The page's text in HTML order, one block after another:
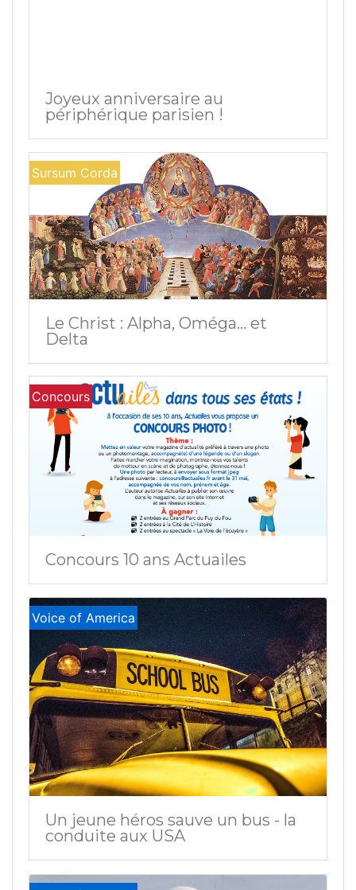
Joyeux anniversaire au
périphérique parisien !
Sursum Corda
Le Christ : Alpha, Oméga... et
Delta
Concours
Concours 10 ans Actuailes
Voice of America
Un jeune héros sauve un bus - la
conduite aux USA